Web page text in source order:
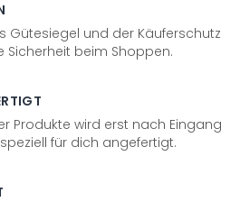
Gütesiegel und der Käuferschutz
Sicherheit beim Shoppen.
Produkte wird erst nach Eingang
für dich angefertigt.